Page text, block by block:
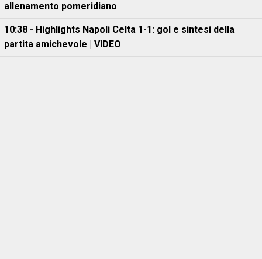
allenamento pomeridiano
10:38 - Highlights Napoli Celta 1-1: gol e sintesi della
partita amichevole | VIDEO